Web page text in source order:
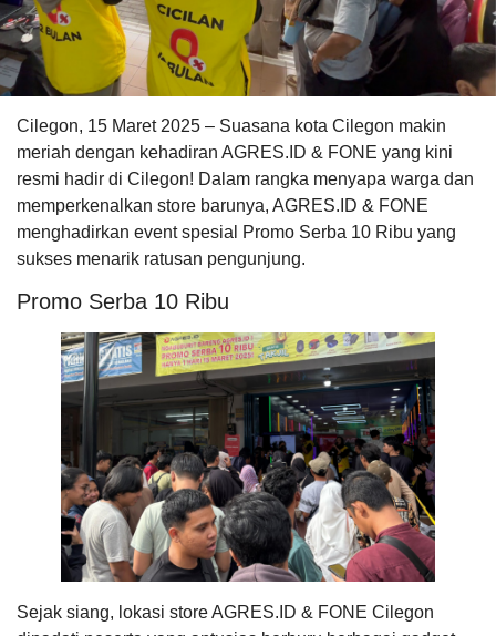
Cilegon, 15 Maret 2025 – Suasana kota Cilegon makin
meriah dengan kehadiran AGRES.ID & FONE yang kini
resmi hadir di Cilegon! Dalam rangka menyapa warga dan
memperkenalkan store barunya, AGRES.ID & FONE
menghadirkan event spesial Promo Serba 10 Ribu yang
sukses menarik ratusan pengunjung.
Promo Serba 10 Ribu
Sejak siang, lokasi store AGRES.ID & FONE Cilegon